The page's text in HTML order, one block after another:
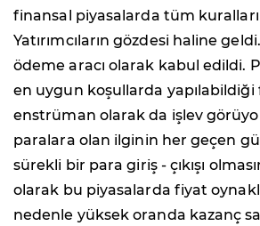
finansal piyasalarda tüm kuralları
Yatırımcıların gözdesi haline
ödeme aracı olarak kabul edildi.
en uygun koşullarda yapılabildiği
enstrüman olarak da işlev
paralara olan ilginin her geçen
sürekli bir para giriş - çıkışı
olarak bu piyasalarda fiyat
nedenle yüksek oranda kazanç